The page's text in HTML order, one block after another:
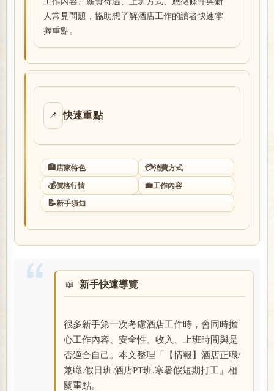
人常見問題，協助想了解酒店工作的讀者快速掌
握重點。
📌 快速重點
🏨店家特色 💳消費方式
💰價格行情 💼工作內容
📝新手須知
新手快速導覽
很多新手第一次考慮酒店工作時，會同時擔
心工作內容、安全性、收入、上班時間與是
否適合自己。本文整理「【情報】酒店正職/
兼職.假日班.酒店PT班.寒暑假短期打工」相
關重點。